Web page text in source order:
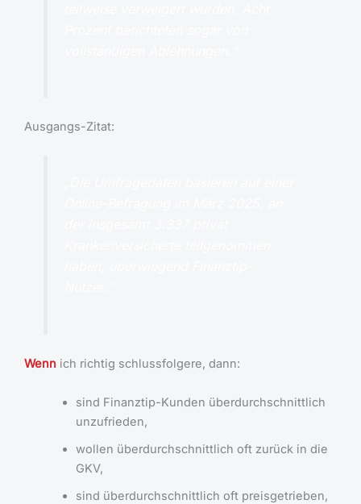
Ausgangs-Zitat:
Wenn ich richtig schlussfolgere, dann:
sind Finanztip-Kunden überdurchschnittlich
unzufrieden,
wollen überdurchschnittlich oft zurück in die
GKV,
sind überdurchschnittlich oft preisgetrieben,